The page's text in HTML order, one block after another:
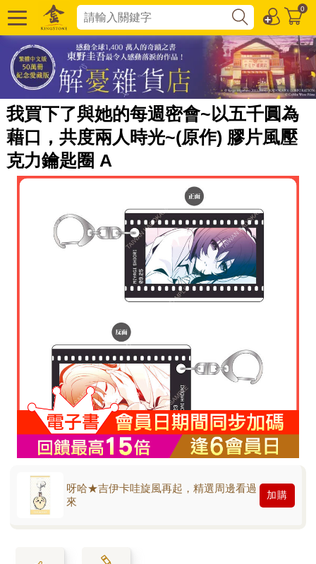
0
我買下了與她的每週密會~以五千圓為
藉口，共度兩人時光~(原作) 膠片風壓
克力鑰匙圈 A
呀哈★吉伊卡哇旋風再起，精選周邊看過
來
加購